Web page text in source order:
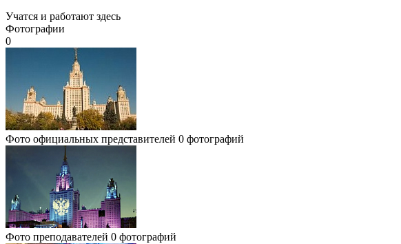
Учатся и работают здесь
Фотографии
0
Фото официальных представителей 0 фотографий
Фото преподавателей 0 фотографий